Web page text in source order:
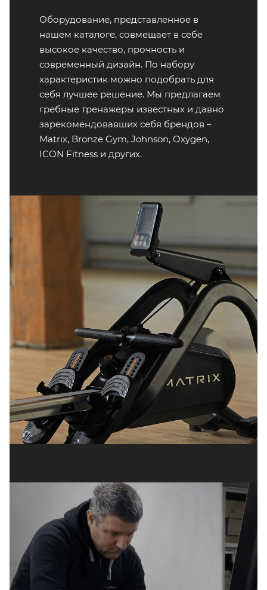
Оборудование, представленное в
нашем каталоге, совмещает в себе
высокое качество, прочность и
современный дизайн. По набору
характеристик можно подобрать для
себя лучшее решение. Мы предлагаем
гребные тренажеры известных и давно
зарекомендовавших себя брендов –
Matrix, Bronze Gym, Johnson, Oxygen,
ICON Fitness и других.